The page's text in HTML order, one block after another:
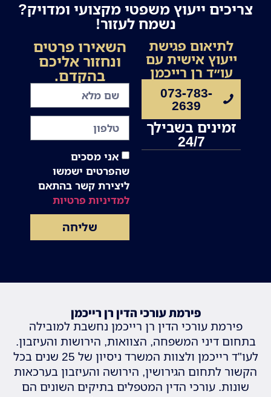
צריכים ייעוץ משפטי מקצועי ומדויק?
נשמח לעזור!
לתיאום פגישת
ייעוץ אישית עם
עו״ד רן רייכמן
073-783-
2639
זמינים בשבילך
24/7
השאירו פרטים
ונחזור אליכם
בהקדם.
אני מסכים
שהפרטים ישמשו
ליצירת קשר בהתאם
למדיניות פרטיות
שליחה
פירמת עורכי הדין רן רייכמן
פירמת עורכי הדין רן רייכמן נחשבת למובילה
בתחום דיני המשפחה, הצוואות, הירושות והעיזבון.
לעו"ד רייכמן ולצוות המשרד ניסיון של 25 שנים בכל
הקשור לתחום הגירושין, הירושה והעיזבון בערכאות
שונות. עורכי הדין המטפלים בתיקים השונים הם